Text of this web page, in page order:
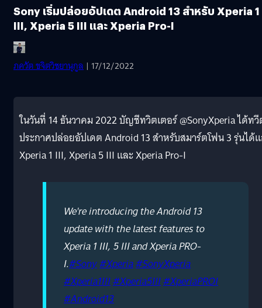
Sony เริ่มปล่อยอัปเดต Android 13 สำหรับ Xperia 1
III, Xperia 5 III และ Xperia Pro-I
ภควัต ขจิตวิชยานุกูล | 17/12/2022
ในวันที่ 14 ธันวาคม 2022 บัญชีทวิตเตอร์ @SonyXperia ได้ท
ประกาศปล่อยอัปเดต Android 13 สำหรับสมาร์ตโฟน 3 รุ่นได้
Xperia 1 III, Xperia 5 III และ Xperia Pro-I
We're introducing the Android 13
update with the latest features to
Xperia 1 III, 5 III and Xperia PRO-
I.#Sony#Xperia#SonyXperia
#Xperia1III#Xperia5III#XperiaPROI
#Android13